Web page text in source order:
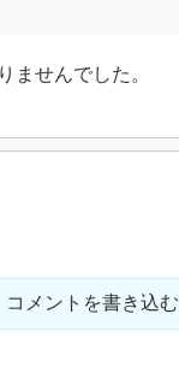
ませんでした。
コメントを書き込む